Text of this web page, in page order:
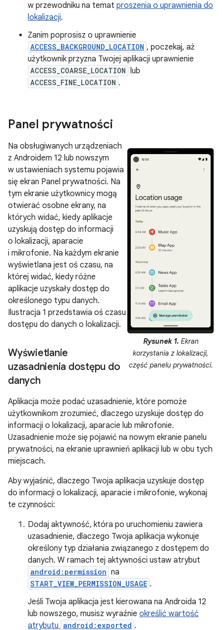
w przewodniku na temat proszenia o uprawnienia do
lokalizacji.
Zanim poprosisz o uprawnienie
ACCESS_BACKGROUND_LOCATION , poczekaj, aż
użytkownik przyzna Twojej aplikacji uprawnienie
ACCESS_COARSE_LOCATION lub
ACCESS_FINE_LOCATION .
Panel prywatności
Rysunek 1. Ekran
korzystania z lokalizacji,
część panelu prywatności.
Na obsługiwanych urządzeniach
z Androidem 12 lub nowszym
w ustawieniach systemu pojawia
się ekran Panel prywatności. Na
tym ekranie użytkownicy mogą
otwierać osobne ekrany, na
których widać, kiedy aplikacje
uzyskują dostęp do informacji
o lokalizacji, aparacie
i mikrofonie. Na każdym ekranie
wyświetlana jest oś czasu, na
której widać, kiedy różne
aplikacje uzyskały dostęp do
określonego typu danych.
Ilustracja 1 przedstawia oś czasu
dostępu do danych o lokalizacji.
Wyświetlanie
uzasadnienia dostępu do
danych
Aplikacja może podać uzasadnienie, które pomoże
użytkownikom zrozumieć, dlaczego uzyskuje dostęp do
informacji o lokalizacji, aparacie lub mikrofonie.
Uzasadnienie może się pojawić na nowym ekranie panelu
prywatności, na ekranie uprawnień aplikacji lub w obu tych
miejscach.
Aby wyjaśnić, dlaczego Twoja aplikacja uzyskuje dostęp
do informacji o lokalizacji, aparacie i mikrofonie, wykonaj
te czynności:
Dodaj aktywność, która po uruchomieniu zawiera
uzasadnienie, dlaczego Twoja aplikacja wykonuje
określony typ działania związanego z dostępem do
danych. W ramach tej aktywności ustaw atrybut
android:permission na
START_VIEW_PERMISSION_USAGE .
Jeśli Twoja aplikacja jest kierowana na Androida 12
lub nowszego, musisz wyraźnie określić wartość
atrybutu android:exported .